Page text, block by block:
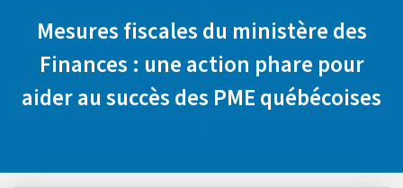
Mesures fiscales du ministère des
Finances : une action phare pour
aider au succès des PME québécoises